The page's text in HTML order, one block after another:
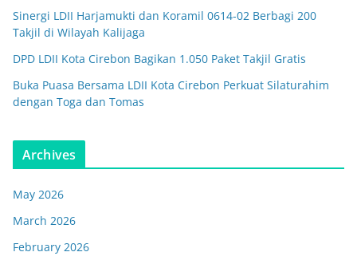
Sinergi LDII Harjamukti dan Koramil 0614-02 Berbagi 200
Takjil di Wilayah Kalijaga
DPD LDII Kota Cirebon Bagikan 1.050 Paket Takjil Gratis
Buka Puasa Bersama LDII Kota Cirebon Perkuat Silaturahim
dengan Toga dan Tomas
Archives
May 2026
March 2026
February 2026